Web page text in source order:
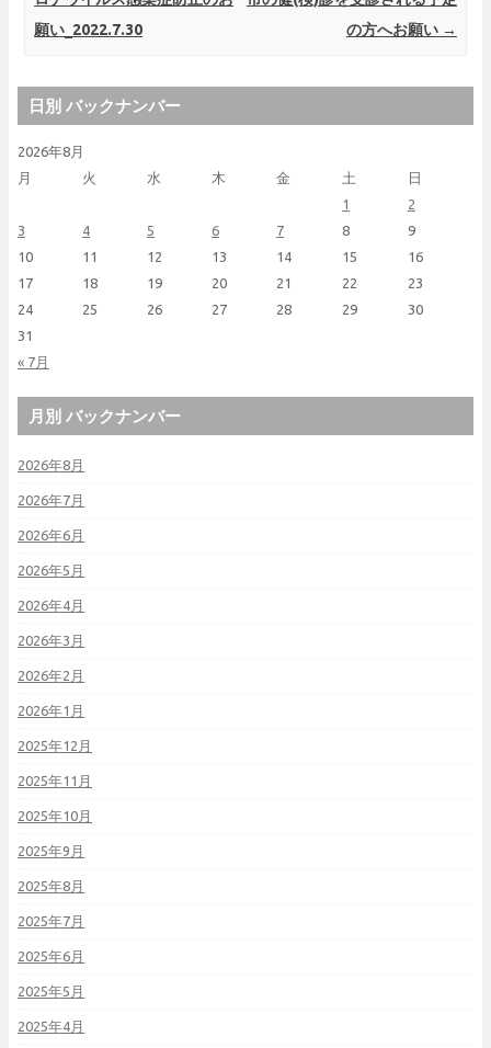
願い_2022.7.30
の方へお願い →
日別 バックナンバー
2026年8月
月
火 水 木 金 土 日
« 7月
1
2
3
4 5 6 7 8
9
10
11 12 13 14 15
16
17
18 19 20 21 22
23
24
25 26 27 28 29
30
31
月別 バックナンバー
2026年8月
2026年7月
2026年6月
2026年5月
2026年4月
2026年3月
2026年2月
2026年1月
2025年12月
2025年11月
2025年10月
2025年9月
2025年8月
2025年7月
2025年6月
2025年5月
2025年4月